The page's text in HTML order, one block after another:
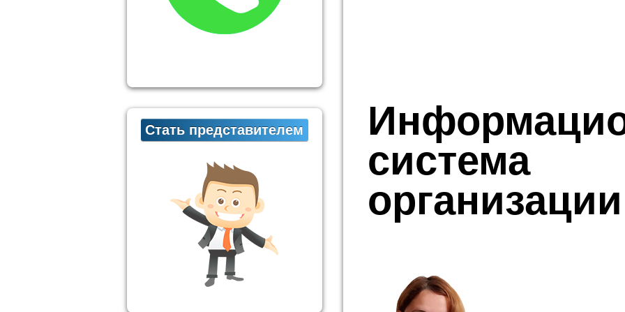
система
организации
Стать представителем